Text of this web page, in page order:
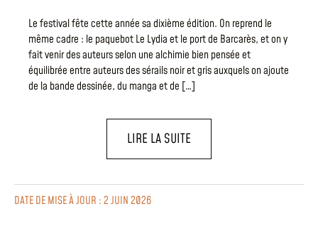
Le festival fête cette année sa dixième édition. On reprend le
même cadre : le paquebot Le Lydia et le port de Barcarès, et on y
fait venir des auteurs selon une alchimie bien pensée et
équilibrée entre auteurs des sérails noir et gris auxquels on ajoute
de la bande dessinée, du manga et de […]
LIRE LA SUITE
DATE DE MISE À JOUR : 2 JUIN 2026